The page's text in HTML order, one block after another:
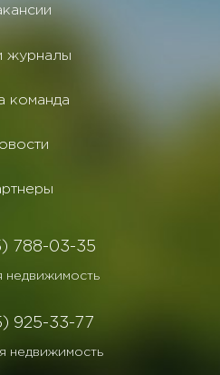
журналы
команда
788-03-35
недвижимость
925-33-77
недвижимость